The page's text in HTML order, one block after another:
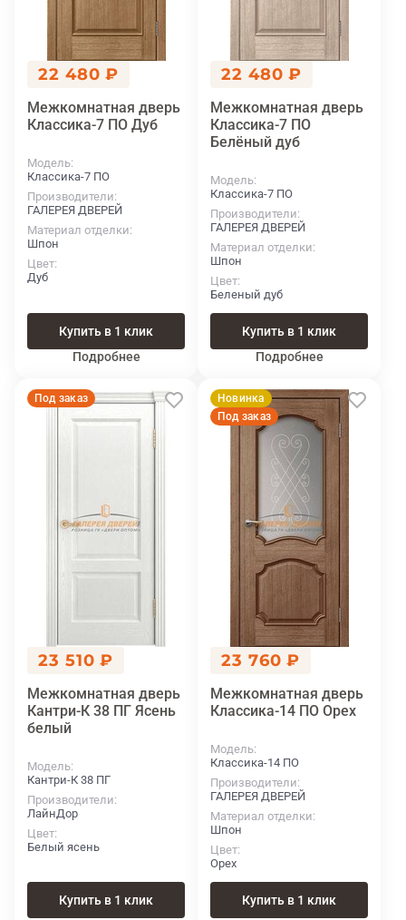
22 480 ₽
Межкомнатная дверь
Классика-7 ПО Дуб
Модель
Классика-7 ПО
Производители
ГАЛЕРЕЯ ДВЕРЕЙ
Материал отделки
Шпон
Цвет
Дуб
Купить в 1 клик
Подробнее
22 480 ₽
Межкомнатная дверь
Классика-7 ПО
Белёный дуб
Модель
Классика-7 ПО
Производители
ГАЛЕРЕЯ ДВЕРЕЙ
Материал отделки
Шпон
Цвет
Беленый дуб
Купить в 1 клик
Подробнее
Под заказ
23 510 ₽
Межкомнатная дверь
Кантри-К 38 ПГ Ясень
белый
Модель
Кантри-К 38 ПГ
Производители
ЛайнДор
Цвет
Белый ясень
Купить в 1 клик
Новинка
Под заказ
23 760 ₽
Межкомнатная дверь
Классика-14 ПО Орех
Модель
Классика-14 ПО
Производители
ГАЛЕРЕЯ ДВЕРЕЙ
Материал отделки
Шпон
Цвет
Орех
Купить в 1 клик